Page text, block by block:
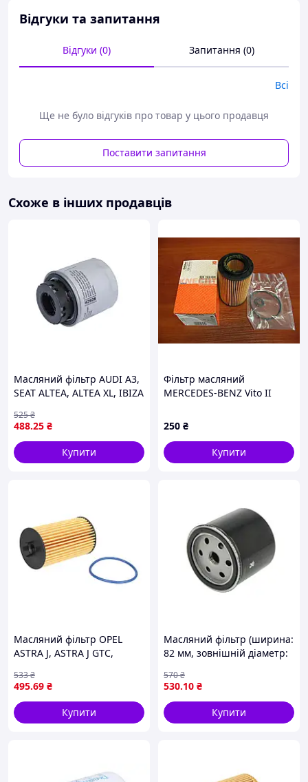
Відгуки та запитання
Відгуки (0) Запитання (0)
Всі
Ще не було відгуків про товар у цього продавця
Поставити запитання
Схоже в інших продавців
Масляний фільтр AUDI A3,
SEAT ALTEA, ALTEA XL, IBIZA
SKODA FABIA II, OCTAVIA II,
SUPERB II, YETI, VW EOS,
488.25 ₴
525₴
Купити
Фільтр масляний
MERCEDES-BENZ Vito II
PORSCHE =MAHLE= Австрія
250 ₴
Купити
Масляний фільтр OPEL
ASTRA J, ASTRA J GTC,
INSIGNIA A, INSIGNIA A
COUNTRY, INSIGNIA B,
INSIGNIA B GRAND SPORT,
495.69 ₴
533₴
Купити
Масляний фільтр (ширина:
82 мм, зовнішній діаметр:
ELEFANT, GRAN CANYON,
DUCATI 1098, 1198, 350,
748,
530.10 ₴
570₴
Купити